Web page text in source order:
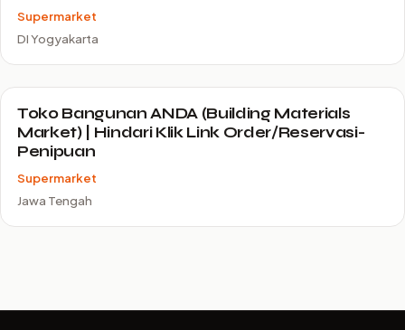
Supermarket
DI Yogyakarta
Toko Bangunan ANDA (Building Materials
Market) | Hindari Klik Link Order/Reservasi-
Penipuan
Supermarket
Jawa Tengah